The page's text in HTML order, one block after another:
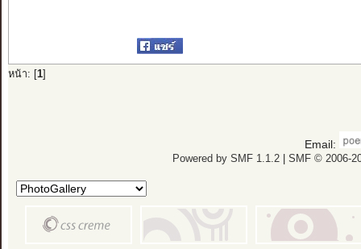
หน้า: [ 1]
Email:
Powered by SMF 1.1.2| SMF © 2006-